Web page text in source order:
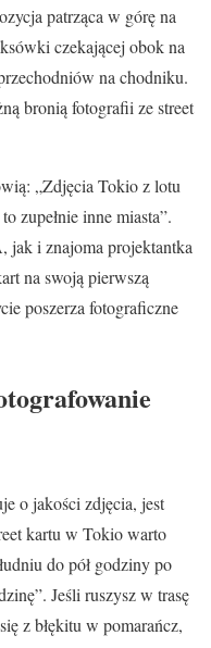
patrząca w górę na
czekającej obok na
na chodniku.
bronią fotografii ze street
„Zdjęcia Tokio z lotu
zupełnie inne miasta”.
jak i znajoma projektantka
na swoją pierwszą
poszerza fotograficzne
o jakości zdjęcia, jest
kartu w Tokio warto
do pół godziny po
Jeśli ruszysz w trasę
z błękitu w pomarańcz,